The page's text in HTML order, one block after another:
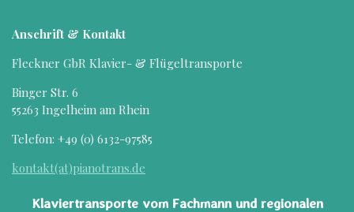
Anschrift & Kontakt
Fleckner GbR Klavier- & Flügeltransporte
Binger Str. 6
55263 Ingelheim am Rhein
Telefon: +49 (0) 6132-97585
kontakt(at)pianotrans.de
Klaviertransporte vom Fachmann und regionalen